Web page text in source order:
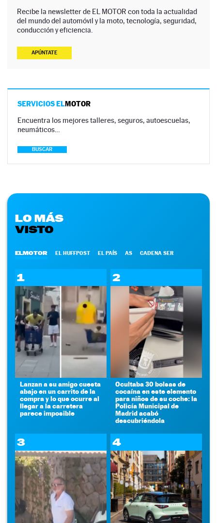
Recibe la newsletter de EL MOTOR con toda la actualidad
del mundo del automóvil y la moto, tecnología, seguridad,
conducción y eficiencia.
APÚNTATE
SERVICIOS ELMOTOR
Encuentra los mejores talleres, seguros, autoescuelas,
neumáticos…
BUSCAR
LO MÁS
VISTO
ELMOTOR EL HUFFPOST EL PAÍS AS CADENA SER
1
Lanzan a su amigo cuesta
abajo en un carrito de la
compra y lo que ocurre al
llegar a la carretera
parece imposible
2
Ocultaba 30 bolsas de
cocaína en este elemento
para niños de su coche: la
Policía Municipal de
Madrid acabó
descubriéndola
3 4